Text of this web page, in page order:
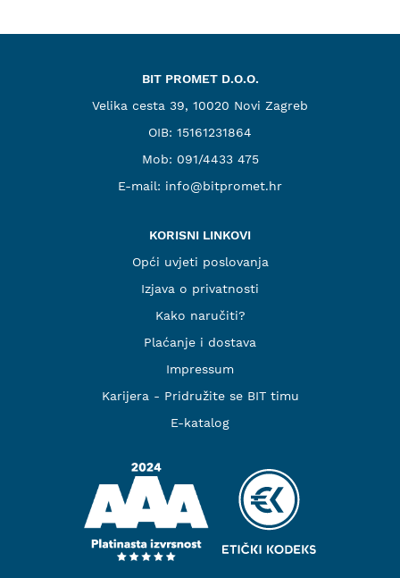
BIT PROMET D.O.O.
Velika cesta 39, 10020 Novi Zagreb
OIB: 15161231864
Mob: 091/4433 475
E-mail: info@bitpromet.hr
KORISNI LINKOVI
Opći uvjeti poslovanja
Izjava o privatnosti
Kako naručiti?
Plaćanje i dostava
Impressum
Karijera - Pridružite se BIT timu
E-katalog